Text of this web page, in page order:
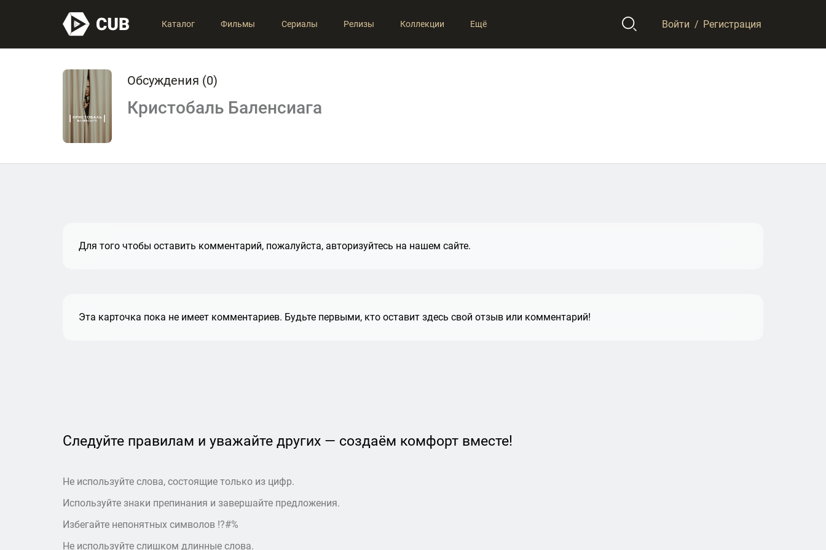
Каталог Фильмы Сериалы Релизы Коллекции Ещё Войти / Регистрация
Обсуждения (0)
Кристобаль Баленсиага
Для того чтобы оставить комментарий, пожалуйста, авторизуйтесь на нашем сайте.
Эта карточка пока не имеет комментариев. Будьте первыми, кто оставит здесь свой отзыв или комментарий!
Следуйте правилам и уважайте других — создаём комфорт вместе!
Не используйте слова, состоящие только из цифр.
Используйте знаки препинания и завершайте предложения.
Избегайте непонятных символов !?#%
Не используйте слишком длинные слова.